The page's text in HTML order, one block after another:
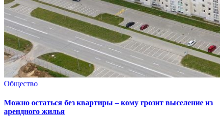
Общество
Можно остаться без квартиры – кому грозит выселение из
арендного жилья